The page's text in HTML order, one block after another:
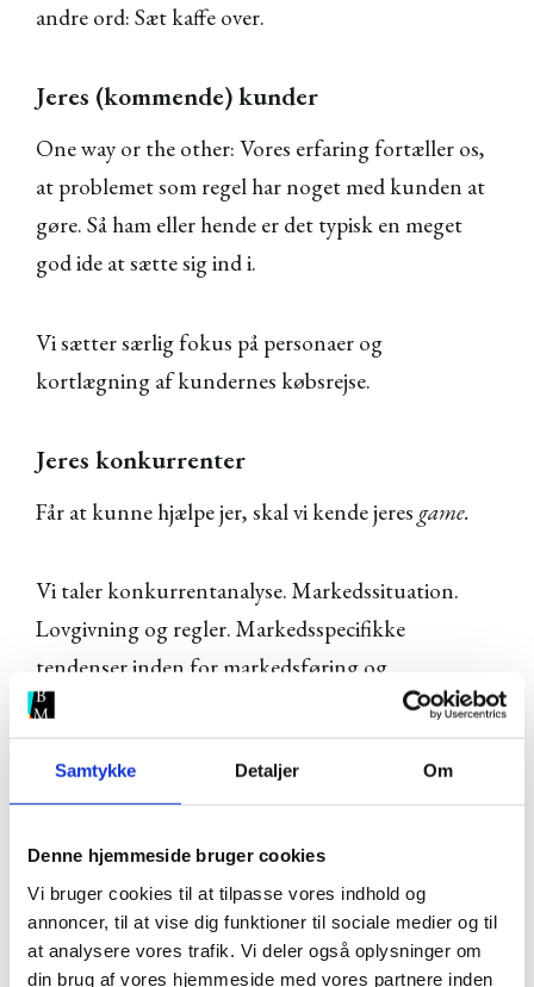
Samtykke Detaljer Om
Denne hjemmeside bruger cookies
Vi bruger cookies til at tilpasse vores indhold og
annoncer, til at vise dig funktioner til sociale medier og til
at analysere vores trafik. Vi deler også oplysninger om
din brug af vores hjemmeside med vores partnere inden
andre ord: Sæt kaffe over.
Jeres (kommende) kunder
One way or the other: Vores erfaring fortæller os,
at problemet som regel har noget med kunden at
gøre. Så ham eller hende er det typisk en meget
god ide at sætte sig ind i.
Vi sætter særlig fokus på personaer og
kortlægning af kundernes købsrejse.
Jeres konkurrenter
Får at kunne hjælpe jer, skal vi kende jeres game.
Vi taler konkurrentanalyse. Markedssituation.
Lovgivning og regler. Markedsspecifikke
tendenser inden for markedsføring og
kommunikation (hvad virker/hvad virker ikke i
jeres branche). Geografiske forhold og meget
mere.
Altså den store udredning af jeres marked.
Når analysen er færdig, rører vi den sammen med
scopet. Nu er det tid til at præsentere jer for